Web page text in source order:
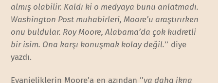
almış olabilir. Kaldı ki o medyaya bunu anlatmadı.
Washington Post muhabirleri, Moore’u araştırırken
onu buldular. Roy Moore, Alabama’da çok kudretli
bir isim. Ona karşı konuşmak kolay değil.’’ diye
yazdı.
Evanjeliklerin Moore’a en azından ‘’ya daha ikna